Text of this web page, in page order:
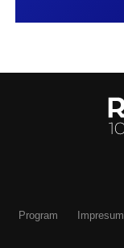
Program Impresum